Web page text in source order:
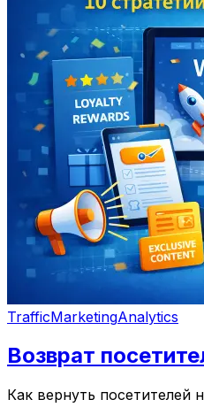
TrafficMarketingAnalytics
Возврат
Как вернуть посетителей